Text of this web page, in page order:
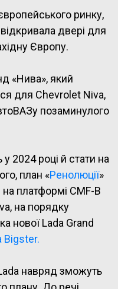
ринку,
двері для
Європу.
«Нива», який
для Chevrolet Niva,
позаминулого
2024 році й стати на
план «Ренолюції»
платформі CMF-B
на порядку
нової Lada Grand
Bigster.
навряд зможуть